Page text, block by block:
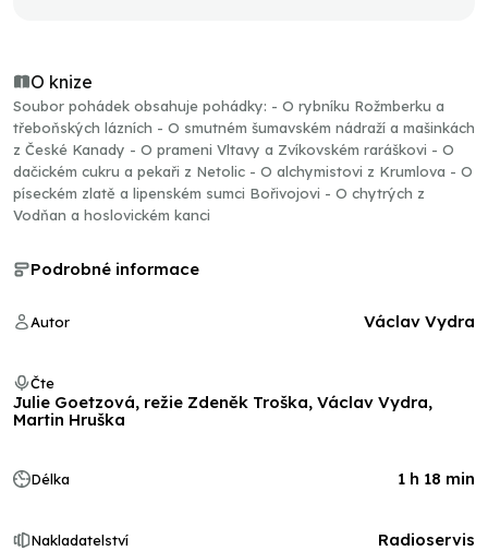
O knize
Soubor pohádek obsahuje pohádky: - O rybníku Rožmberku a
třeboňských lázních - O smutném šumavském nádraží a mašinkách
z České Kanady - O prameni Vltavy a Zvíkovském raráškovi - O
dačickém cukru a pekaři z Netolic - O alchymistovi z Krumlova - O
píseckém zlatě a lipenském sumci Bořivojovi - O chytrých z
Vodňan a hoslovickém kanci
Podrobné informace
Autor Václav Vydra
Čte
Julie Goetzová, režie Zdeněk Troška, Václav Vydra,
Martin Hruška
Délka 1 h 18 min
Nakladatelství Radioservis